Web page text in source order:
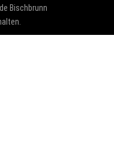
Bischbrunn